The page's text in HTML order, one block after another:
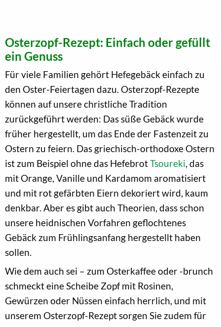
Osterzopf-Rezept: Einfach oder gefüllt
ein Genuss
Für viele Familien gehört Hefegebäck einfach zu
den Oster-Feiertagen dazu. Osterzopf-Rezepte
können auf unsere christliche Tradition
zurückgeführt werden: Das süße Gebäck wurde
früher hergestellt, um das Ende der Fastenzeit zu
Ostern zu feiern. Das griechisch-orthodoxe Ostern
ist zum Beispiel ohne das HefebrotTsoureki, das
mit Orange, Vanille und Kardamom aromatisiert
und mit rot gefärbten Eiern dekoriert wird, kaum
denkbar. Aber es gibt auch Theorien, dass schon
unsere heidnischen Vorfahren geflochtenes
Gebäck zum Frühlingsanfang hergestellt haben
sollen.
Wie dem auch sei – zum Osterkaffee oder -brunch
schmeckt eine Scheibe Zopf mit Rosinen,
Gewürzen oder Nüssen einfach herrlich, und mit
unserem Osterzopf-Rezept sorgen Sie zudem für